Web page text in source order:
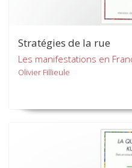
Stratégies de la rue
Les manifestations en
Olivier Fillieule